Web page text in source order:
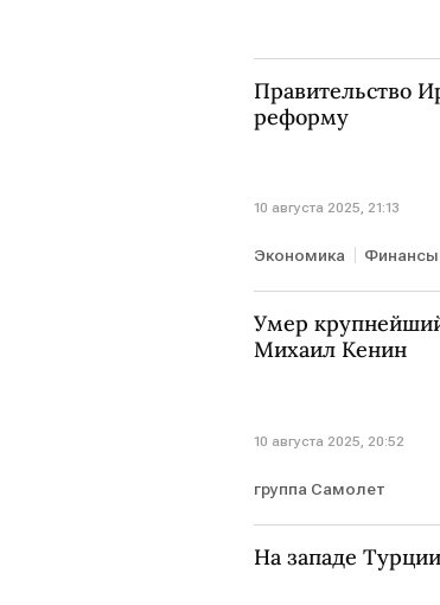
Правительство
реформу
10 августа 2025, 21:13
Экономика Финансы
Умер
Михаил Кенин
10 августа 2025, 20:52
группа Самолет
На западе